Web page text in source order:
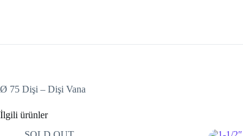
Ø 75 Dişi – Dişi Vana
İlgili ürünler